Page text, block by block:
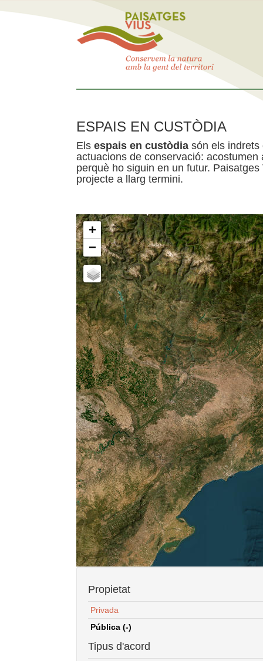
ESPAIS EN CUSTÒDIA
Els espais en custòdia són els indrets
actuacions de conservació:
perquè ho siguin en un futur.
projecte a llarg termini.
+
−
Propietat
Privada
Pública (-)
Tipus d'acord